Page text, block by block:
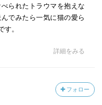
られたトラウマを抱えな
でみたら一気に猫の愛ら
す。
詳細をみる
フォロー